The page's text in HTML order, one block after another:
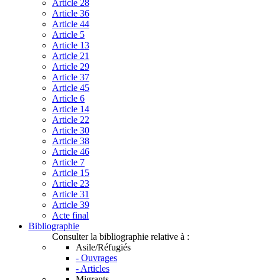
Article 28
Article 36
Article 44
Article 5
Article 13
Article 21
Article 29
Article 37
Article 45
Article 6
Article 14
Article 22
Article 30
Article 38
Article 46
Article 7
Article 15
Article 23
Article 31
Article 39
Acte final
Bibliographie
Consulter la bibliographie relative à :
Asile/Réfugiés
- Ouvrages
- Articles